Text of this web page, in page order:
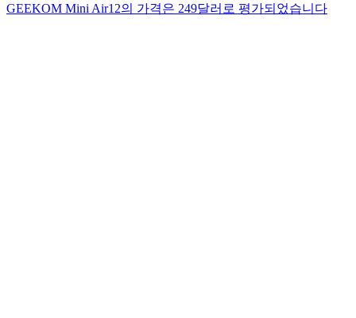
GEEKOM Mini Air12의 가격은 249달러로 평가되었습니다